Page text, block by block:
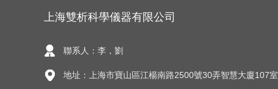
上海雙析科學儀器有限公司
聯系人：李，劉
地址：上海市寶山區江楊南路2500號30弄智慧大廈107室